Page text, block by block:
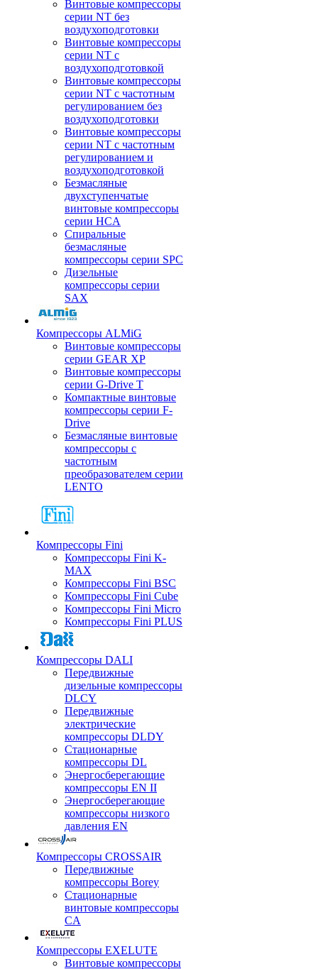
Винтовые компрессоры
серии NT без
воздухоподготовки
Винтовые компрессоры
серии NT c
воздухоподготовкой
Винтовые компрессоры
серии NT с частотным
регулированием без
воздухоподготовки
Винтовые компрессоры
серии NT с частотным
регулированием и
воздухоподготовкой
Безмасляные
двухступенчатые
винтовые компрессоры
серии HCA
Спиральные
безмасляные
компрессоры серии SPC
Дизельные
компрессоры серии
SAX
Компрессоры ALMiG
Винтовые компрессоры
серии GEAR XP
Винтовые компрессоры
серии G-Drive T
Компактные винтовые
компрессоры серии F-
Drive
Безмасляные винтовые
компрессоры с
частотным
преобразователем серии
LENTO
Компрессоры Fini
Компрессоры Fini K-
MAX
Компрессоры Fini BSC
Компрессоры Fini Cube
Компрессоры Fini Micro
Компрессоры Fini PLUS
Компрессоры DALI
Передвижные
дизельные компрессоры
DLCY
Передвижные
электрические
компрессоры DLDY
Стационарные
компрессоры DL
Энергосберегающие
компрессоры EN II
Энергосберегающие
компрессоры низкого
давления EN
Компрессоры CROSSAIR
Передвижные
компрессоры Borey
Стационарные
винтовые компрессоры
CA
Компрессоры EXELUTE
Винтовые компрессоры